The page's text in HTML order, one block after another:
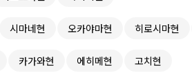
시마네현 오카야마현 히로시마현
카가와현 에히메현 고치현